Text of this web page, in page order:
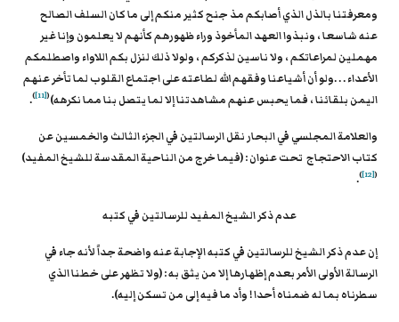
ومعرفتنا بالذل الذي أصابكم مذ جنح كثير منكم إلى ما كان السلف الصالح
عنه شاسعا ، ونبذوا العهد المأخوذ وراء ظهورهم كأنهم لا يعلمون وإنا غير
مهملين لمراعاتكم ، ولا ناسين لذكركم ، ولولا ذلك لنزل بكم اللاواء واصطلمكم
الأعداء . . .ولو أن أشياعنا وفقهم الله لطاعته على اجتماع القلوب لما تأخر عنهم
اليمن بلقائنا ، فما يحبس عنهم مشاهدتنا إلا لما يتصل بنا مما نكرهه)(
[11]
)
.
والعلامة المجلسي في البحار نقل الرسالتين في الجزء الثالث والخمسين عن
كتاب الاحتجاج تحت عنوان : (فيما خرج من الناحية المقدسة للشيخ المفيد)
(
[12]
)
.
عدم ذكر الشيخ المفيد للرسالتين في كتبه
إن عدم ذكر الشيخ للرسالتين في كتبه الإجابة عنه واضحة جداً لأنه جاء في
الرسالة الأولى الأمر بعدم إظهارها إلا من يثق به : (ولا تظهر على خطنا الذي
سطرناه بما له ضمناه أحدا ! وأد ما فيه إلى من تسكن إليه).